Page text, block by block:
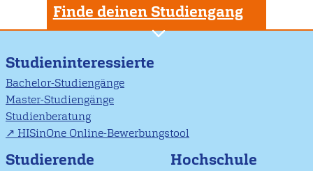
Finde deinen Studiengang
Studieninteressierte
Bachelor-Studiengänge
Master-Studiengänge
Studienberatung
HISinOne Online-Bewerbungstool
Studierende Hochschule